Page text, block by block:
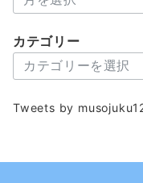
ー
イ
カテゴリー
テ
リ
Tweets by